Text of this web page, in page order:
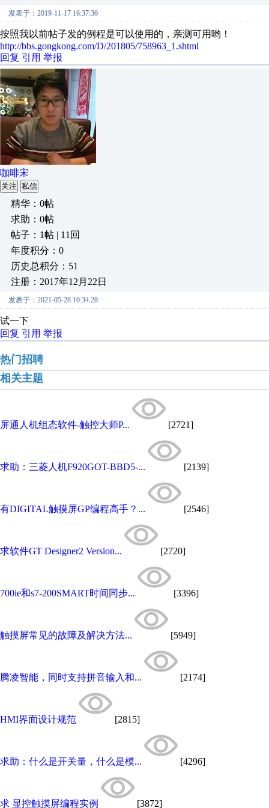
发表于：2019-11-17 16:37:36
按照我以前帖子发的例程是可以使用的，亲测可用哟！
http://bbs.gongkong.com/D/201805/758963_1.shtml
回复 引用 举报
咖啡宋
关注 私信
精华：0帖
求助：0帖
帖子：1帖 | 11回
年度积分：0
历史总积分：51
注册：2017年12月22日
发表于：2021-05-28 10:34:28
试一下
回复 引用 举报
热门招聘
相关主题
屏通人机组态软件-触控大师P... [2721]
求助：三菱人机F920GOT-BBD5-... [2139]
有DIGITAL触摸屏GP编程高手？... [2546]
求软件GT Designer2 Version... [2720]
700ie和s7-200SMART时间同步... [3396]
触摸屏常见的故障及解决方法... [5949]
腾凌智能，同时支持拼音输入和... [2174]
HMI界面设计规范 [2815]
求助：什么是开关量，什么是模... [4296]
求 显控触摸屏编程实例 [3872]